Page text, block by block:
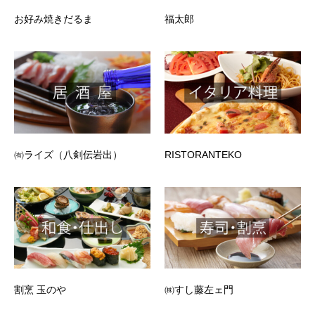
お好み焼きだるま 福太郎
㈲ライズ（八剣伝岩出） RISTORANTEKO
割烹 玉のや ㈱すし藤左ェ門